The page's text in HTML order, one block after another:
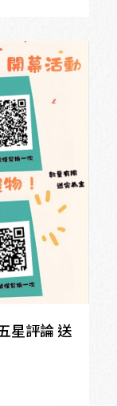
星評論 送